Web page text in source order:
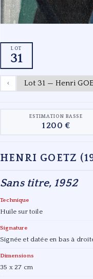
LOT
31
‹
ESTIMATION BASSE
1 200 €
HENRI GOETZ
Sans titre, 1952
Technique
Huile sur toile
Signature
Signée et datée en bas à
Dimensions
35 x 27 cm